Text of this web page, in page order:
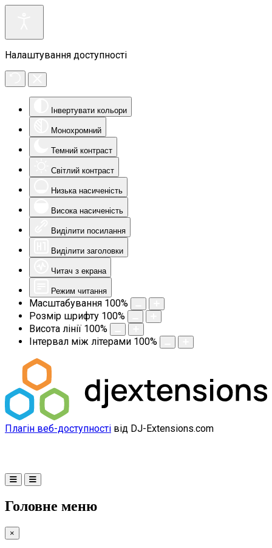
Налаштування доступності
Інвертувати кольори
Монохромний
Темний контраст
Світлий контраст
Низька насиченість
Висока насиченість
Виділити посилання
Виділити заголовки
Читач з екрана
Режим читання
Масштабування 100%
Розмір шрифту 100%
Висота лінії 100%
Інтервал між літерами 100%
Плагін веб-доступності від DJ-Extensions.com
Головне меню
×